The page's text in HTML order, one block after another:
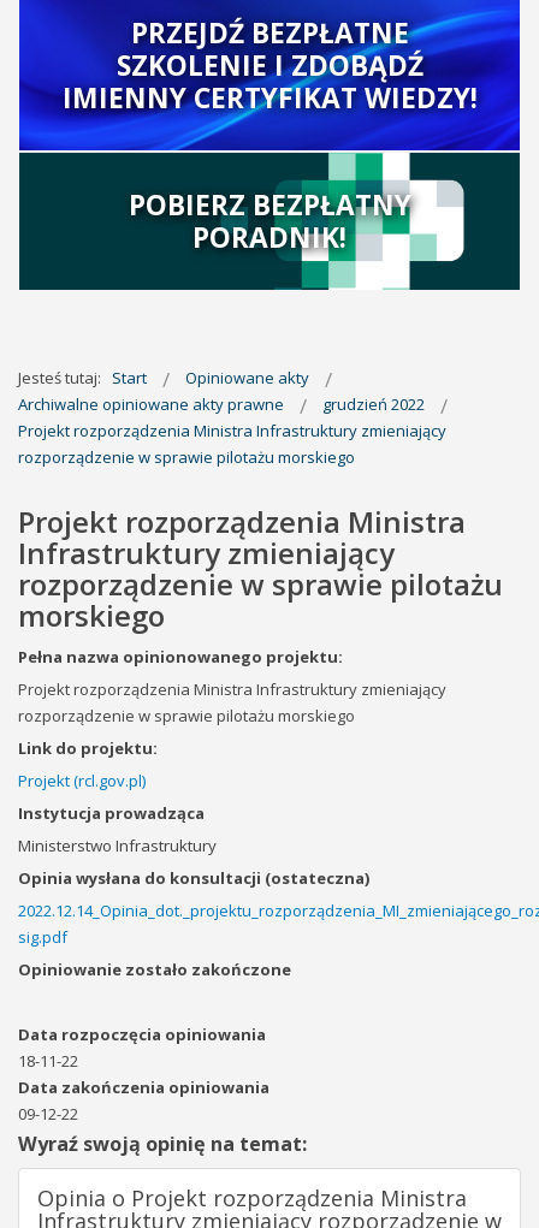
PRZEJDŹ BEZPŁATNE
SZKOLENIE I ZDOBĄDŹ
IMIENNY CERTYFIKAT WIEDZY!
POBIERZ BEZPŁATNY
PORADNIK!
Jesteś tutaj: Start
Opiniowane akty
Archiwalne opiniowane akty prawne
grudzień 2022
Projekt rozporządzenia Ministra Infrastruktury zmieniający
rozporządzenie w sprawie pilotażu morskiego
Projekt rozporządzenia Ministra
Infrastruktury zmieniający
rozporządzenie w sprawie pilotażu
morskiego
Pełna nazwa opinionowanego projektu:
Projekt rozporządzenia Ministra Infrastruktury zmieniający
rozporządzenie w sprawie pilotażu morskiego
Link do projektu:
Projekt (rcl.gov.pl)
Instytucja prowadząca
Ministerstwo Infrastruktury
Opinia wysłana do konsultacji (ostateczna)
sig.pdf
Opiniowanie zostało zakończone
Data rozpoczęcia opiniowania
18-11-22
Data zakończenia opiniowania
09-12-22
Wyraź swoją opinię na temat:
Opinia o Projekt rozporządzenia Ministra
Infrastruktury zmieniający rozporządzenie w